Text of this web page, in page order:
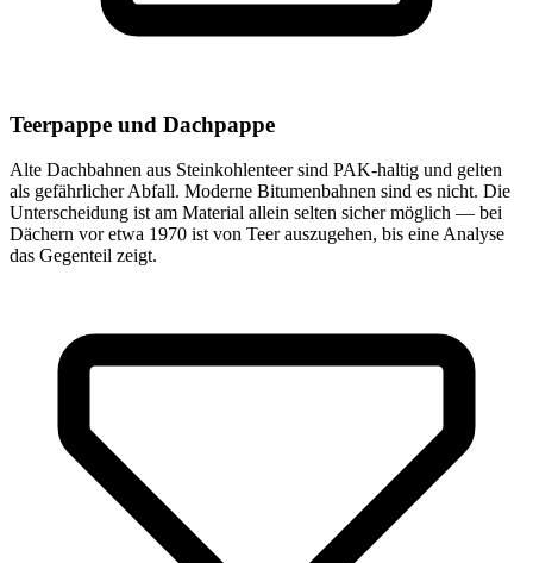
Teerpappe und Dachpappe
Alte Dachbahnen aus Steinkohlenteer sind PAK-haltig und gelten
als gefährlicher Abfall. Moderne Bitumenbahnen sind es nicht. Die
Unterscheidung ist am Material allein selten sicher möglich — bei
Dächern vor etwa 1970 ist von Teer auszugehen, bis eine Analyse
das Gegenteil zeigt.